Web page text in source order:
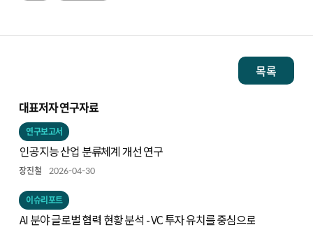
목록
대표저자 연구자료
연구보고서
인공지능 산업 분류체계 개선 연구
장진철 2026-04-30
이슈리포트
AI 분야 글로벌 협력 현황 분석 - VC 투자 유치를 중심으로